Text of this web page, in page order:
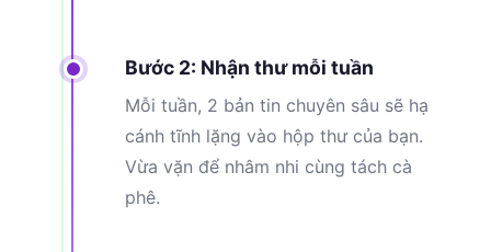
Bước 2: Nhận thư mỗi tuần
Mỗi tuần, 2 bản tin chuyên sâu sẽ hạ
cánh tĩnh lặng vào hộp thư của bạn.
Vừa vặn để nhâm nhi cùng tách cà
phê.